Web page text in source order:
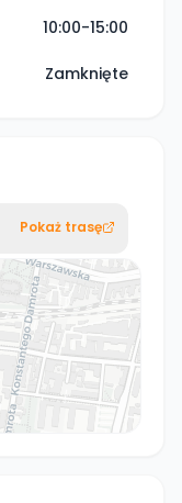
10:00-15:00
Zamknięte
Pokaż trasę